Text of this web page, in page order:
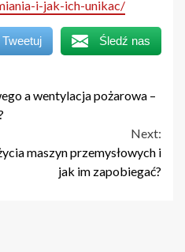
i-jak-ich-unikac/
Tweetuj Śledź nas
a wentylacja pożarowa –
Next:
maszyn przemysłowych i
jak im zapobiegać?